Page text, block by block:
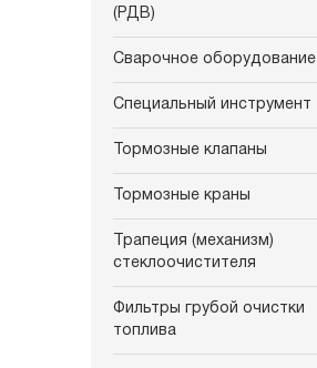
(РДВ)
Сварочное оборудование
Специальный инструмент
Тормозные клапаны
Тормозные краны
Трапеция (механизм)
стеклоочистителя
Фильтры грубой очистки
топлива